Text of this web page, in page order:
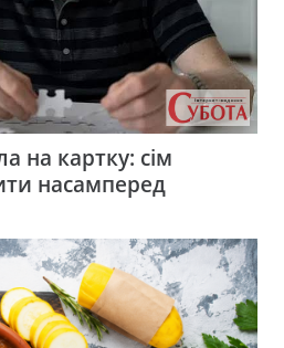
на картку: сім
насамперед